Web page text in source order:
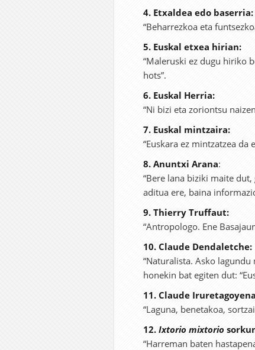
4. Etxaldea edo baserria:
“Beharrezkoa eta
5. Euskal etxea hirian:
“Maleruski ez dugu hiriko
hots”.
6. Euskal Herria:
“Ni bizi eta zoriontsu
7. Euskal mintzaira:
“Euskara ez mintzatzea
8. Anuntxi Arana:
“Bere lana biziki maite
aditua ere, baina
9. Thierry Truffaut:
“Antropologo. Ene
10. Claude Dendaletche:
“Naturalista. Asko
honekin bat egiten dut:
11. Claude
“Laguna, benetakoa,
12. Ixtorio mixtorio
“Harreman baten